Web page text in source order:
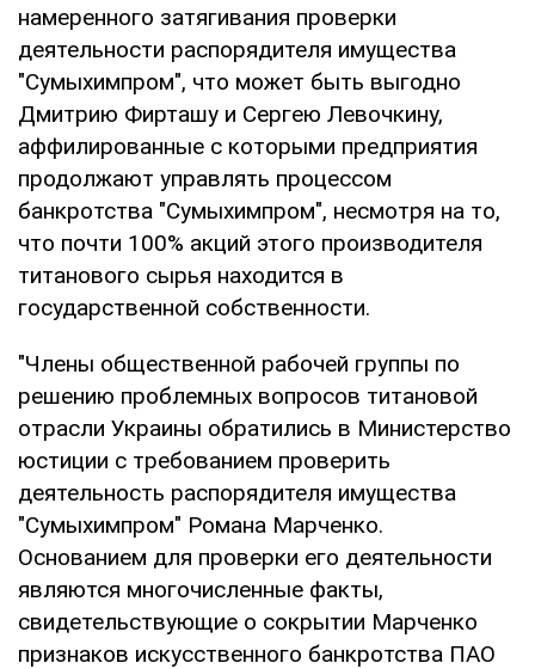
намеренного затягивания проверки
деятельности распорядителя имущества
"Сумыхимпром", что может быть выгодно
Дмитрию Фирташу и Сергею Левочкину,
аффилированные с которыми предприятия
продолжают управлять процессом
банкротства "Сумыхимпром", несмотря на то,
что почти 100% акций этого производителя
титанового сырья находится в
государственной собственности.
"Члены общественной рабочей группы по
решению проблемных вопросов титановой
отрасли Украины обратились в Министерство
юстиции с требованием проверить
деятельность распорядителя имущества
"Сумыхимпром" Романа Марченко.
Основанием для проверки его деятельности
являются многочисленные факты,
свидетельствующие о сокрытии Марченко
признаков искусственного банкротства ПАО